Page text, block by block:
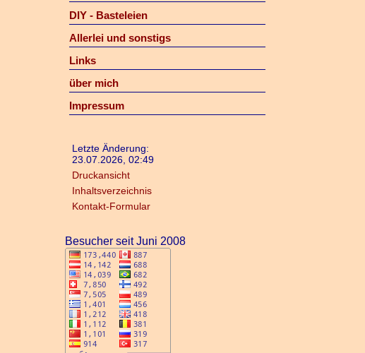
DIY - Basteleien
Allerlei und sonstigs
Links
über mich
Impressum
Letzte Änderung:
23.07.2026, 02:49
Druckansicht
Inhaltsverzeichnis
Kontakt-Formular
Besucher seit Juni 2008